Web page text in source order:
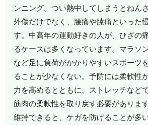
ンニング。つい熱中してしまうとねん
外傷だけでなく、腰痛や膝痛といった
す。中高年の運動好きの人が、ひざの
るケースは多くなっています。マラソ
など足に負荷がかかりやすいスポーツ
ることが少なくない。予防には柔軟性
力を高めるとともに、ストレッチなど
筋肉の柔軟性を取り戻す必要がありま
維持できると、ケガを防げることが多